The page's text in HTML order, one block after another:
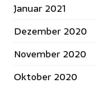
Januar 2021
Dezember 2020
November 2020
Oktober 2020